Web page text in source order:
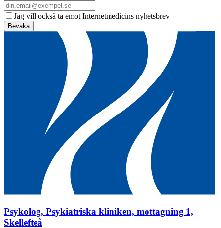
Jag vill också ta emot Internetmedicins nyhetsbrev
Bevaka
Psykolog, Psykiatriska kliniken, mottagning 1,
Skellefteå